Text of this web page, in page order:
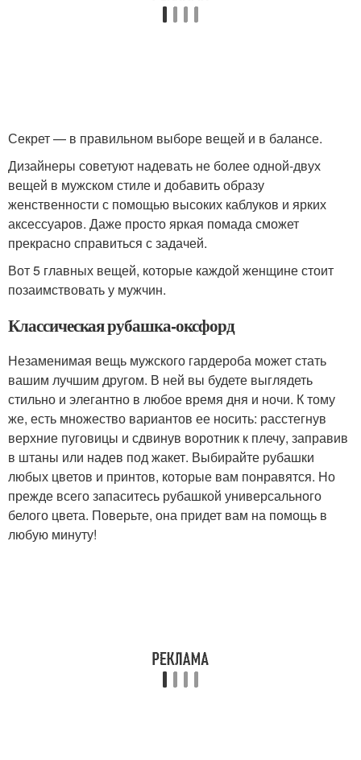
Секрет — в правильном выборе вещей и в балансе.
Дизайнеры советуют надевать не более одной-двух
вещей в мужском стиле и добавить образу
женственности с помощью высоких каблуков и ярких
аксессуаров. Даже просто яркая помада сможет
прекрасно справиться с задачей.
Вот 5 главных вещей, которые каждой женщине стоит
позаимствовать у мужчин.
Классическая рубашка-оксфорд
Незаменимая вещь мужского гардероба может стать
вашим лучшим другом. В ней вы будете выглядеть
стильно и элегантно в любое время дня и ночи. К тому
же, есть множество вариантов ее носить: расстегнув
верхние пуговицы и сдвинув воротник к плечу, заправив
в штаны или надев под жакет. Выбирайте рубашки
любых цветов и принтов, которые вам понравятся. Но
прежде всего запаситесь рубашкой универсального
белого цвета. Поверьте, она придет вам на помощь в
любую минуту!